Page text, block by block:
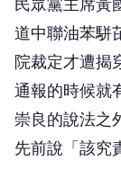
民眾黨主席黃
道中聯油苯駢
院裁定才遭揭
通報的時候就
崇良的說法之
先前說「該究